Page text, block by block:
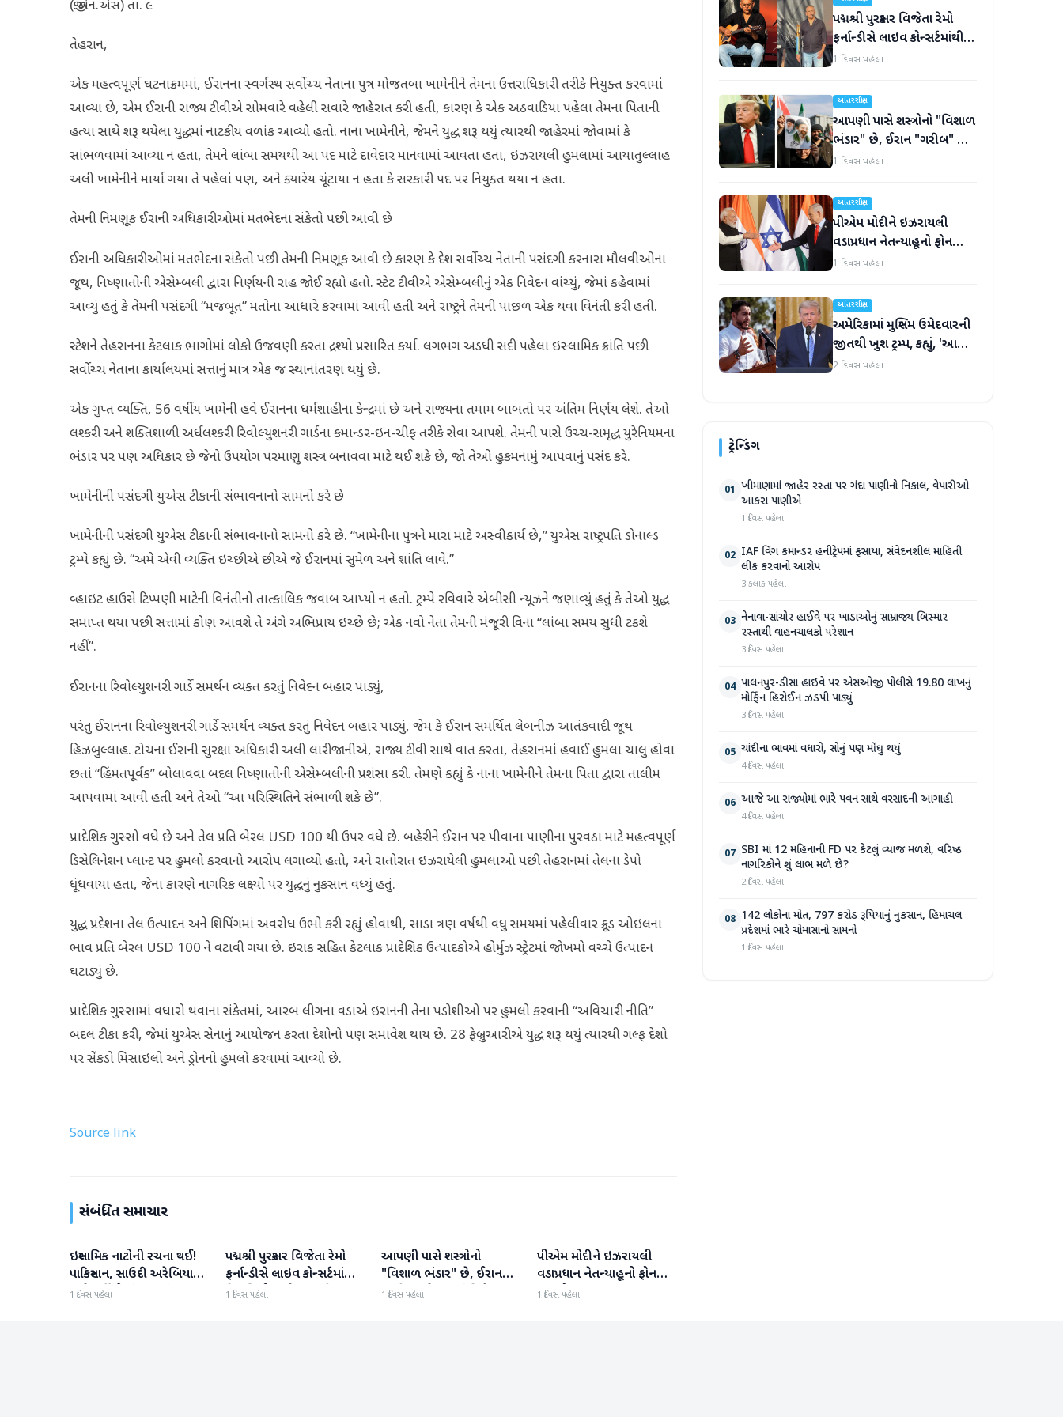
(જી.એન.એસ) તા. ૯
તેહરાન,
એક મહત્વપૂર્ણ ઘટનાક્રમમાં, ઈરાનના સ્વર્ગસ્થ સર્વોચ્ચ નેતાના પુત્ર મોજતબા ખામેનીને તેમના ઉત્તરાધિકારી તરીકે નિયુક્ત કરવામાં
આવ્યા છે, એમ ઈરાની રાજ્ય ટીવીએ સોમવારે વહેલી સવારે જાહેરાત કરી હતી, કારણ કે એક અઠવાડિયા પહેલા તેમના પિતાની
હત્યા સાથે શરૂ થયેલા યુદ્ધમાં નાટકીય વળાંક આવ્યો હતો. નાના ખામેનીને, જેમને યુદ્ધ શરૂ થયું ત્યારથી જાહેરમાં જોવામાં કે
સાંભળવામાં આવ્યા ન હતા, તેમને લાંબા સમયથી આ પદ માટે દાવેદાર માનવામાં આવતા હતા, ઇઝરાયલી હુમલામાં આયાતુલ્લાહ
અલી ખામેનીને માર્યા ગયા તે પહેલાં પણ, અને ક્યારેય ચૂંટાયા ન હતા કે સરકારી પદ પર નિયુક્ત થયા ન હતા.
તેમની નિમણૂક ઈરાની અધિકારીઓમાં મતભેદના સંકેતો પછી આવી છે
ઈરાની અધિકારીઓમાં મતભેદના સંકેતો પછી તેમની નિમણૂક આવી છે કારણ કે દેશ સર્વોચ્ચ નેતાની પસંદગી કરનારા મૌલવીઓના
જૂથ, નિષ્ણાતોની એસેમ્બલી દ્વારા નિર્ણયની રાહ જોઈ રહ્યો હતો. સ્ટેટ ટીવીએ એસેમ્બલીનું એક નિવેદન વાંચ્યું, જેમાં કહેવામાં
આવ્યું હતું કે તેમની પસંદગી “મજબૂત” મતોના આધારે કરવામાં આવી હતી અને રાષ્ટ્રને તેમની પાછળ એક થવા વિનંતી કરી હતી.
સ્ટેશને તેહરાનના કેટલાક ભાગોમાં લોકો ઉજવણી કરતા દ્રશ્યો પ્રસારિત કર્યા. લગભગ અડધી સદી પહેલા ઇસ્લામિક ક્રાંતિ પછી
સર્વોચ્ચ નેતાના કાર્યાલયમાં સત્તાનું માત્ર એક જ સ્થાનાંતરણ થયું છે.
એક ગુપ્ત વ્યક્તિ, 56 વર્ષીય ખામેની હવે ઈરાનના ધર્મશાહીના કેન્દ્રમાં છે અને રાજ્યના તમામ બાબતો પર અંતિમ નિર્ણય લેશે. તેઓ
લશ્કરી અને શક્તિશાળી અર્ધલશ્કરી રિવોલ્યુશનરી ગાર્ડના કમાન્ડર-ઇન-ચીફ તરીકે સેવા આપશે. તેમની પાસે ઉચ્ચ-સમૃદ્ધ યુરેનિયમના
ભંડાર પર પણ અધિકાર છે જેનો ઉપયોગ પરમાણુ શસ્ત્ર બનાવવા માટે થઈ શકે છે, જો તેઓ હુકમનામું આપવાનું પસંદ કરે.
ખામેનીની પસંદગી યુએસ ટીકાની સંભાવનાનો સામનો કરે છે
ખામેનીની પસંદગી યુએસ ટીકાની સંભાવનાનો સામનો કરે છે. “ખામેનીના પુત્રને મારા માટે અસ્વીકાર્ય છે,” યુએસ રાષ્ટ્રપતિ ડોનાલ્ડ
ટ્રમ્પે કહ્યું છે. “અમે એવી વ્યક્તિ ઇચ્છીએ છીએ જે ઈરાનમાં સુમેળ અને શાંતિ લાવે.”
વ્હાઇટ હાઉસે ટિપ્પણી માટેની વિનંતીનો તાત્કાલિક જવાબ આપ્યો ન હતો. ટ્રમ્પે રવિવારે એબીસી ન્યૂઝને જણાવ્યું હતું કે તેઓ યુદ્ધ
સમાપ્ત થયા પછી સત્તામાં કોણ આવશે તે અંગે અભિપ્રાય ઇચ્છે છે; એક નવો નેતા તેમની મંજૂરી વિના “લાંબા સમય સુધી ટકશે
નહીં”.
ઈરાનના રિવોલ્યુશનરી ગાર્ડે સમર્થન વ્યક્ત કરતું નિવેદન બહાર પાડ્યું,
પરંતુ ઈરાનના રિવોલ્યુશનરી ગાર્ડે સમર્થન વ્યક્ત કરતું નિવેદન બહાર પાડ્યું, જેમ કે ઈરાન સમર્થિત લેબનીઝ આતંકવાદી જૂથ
હિઝબુલ્લાહ. ટોચના ઈરાની સુરક્ષા અધિકારી અલી લારીજાનીએ, રાજ્ય ટીવી સાથે વાત કરતા, તેહરાનમાં હવાઈ હુમલા ચાલુ હોવા
છતાં “હિંમતપૂર્વક” બોલાવવા બદલ નિષ્ણાતોની એસેમ્બલીની પ્રશંસા કરી. તેમણે કહ્યું કે નાના ખામેનીને તેમના પિતા દ્વારા તાલીમ
આપવામાં આવી હતી અને તેઓ “આ પરિસ્થિતિને સંભાળી શકે છે”.
પ્રાદેશિક ગુસ્સો વધે છે અને તેલ પ્રતિ બેરલ USD 100 થી ઉપર વધે છે. બહેરીને ઈરાન પર પીવાના પાણીના પુરવઠા માટે મહત્વપૂર્ણ
ડિસેલિનેશન પ્લાન્ટ પર હુમલો કરવાનો આરોપ લગાવ્યો હતો, અને રાતોરાત ઇઝરાયેલી હુમલાઓ પછી તેહરાનમાં તેલના ડેપો
ધૂંધવાયા હતા, જેના કારણે નાગરિક લક્ષ્યો પર યુદ્ધનું નુકસાન વધ્યું હતું.
યુદ્ધ પ્રદેશના તેલ ઉત્પાદન અને શિપિંગમાં અવરોધ ઉભો કરી રહ્યું હોવાથી, સાડા ત્રણ વર્ષથી વધુ સમયમાં પહેલીવાર ક્રૂડ ઓઇલના
ભાવ પ્રતિ બેરલ USD 100 ને વટાવી ગયા છે. ઇરાક સહિત કેટલાક પ્રાદેશિક ઉત્પાદકોએ હોર્મુઝ સ્ટ્રેટમાં જોખમો વચ્ચે ઉત્પાદન
ઘટાડ્યું છે.
પ્રાદેશિક ગુસ્સામાં વધારો થવાના સંકેતમાં, આરબ લીગના વડાએ ઇરાનની તેના પડોશીઓ પર હુમલો કરવાની “અવિચારી નીતિ”
બદલ ટીકા કરી, જેમાં યુએસ સેનાનું આયોજન કરતા દેશોનો પણ સમાવેશ થાય છે. 28 ફેબ્રુઆરીએ યુદ્ધ શરૂ થયું ત્યારથી ગલ્ફ દેશો
પર સેંકડો મિસાઇલો અને ડ્રોનનો હુમલો કરવામાં આવ્યો છે.
Source link
સંબંધિત સમાચાર
આંતરરાષ્ટ્રીય
ઇસ્લામિક નાટોની રચના થઈ!
પાકિસ્તાન, સાઉદી અરેબિયા
અને તુર્કીએ સંયુક્ત સંરક્ષણ
1 દિવસ પહેલા
આંતરરાષ્ટ્રીય
પદ્મશ્રી પુરસ્કાર વિજેતા રેમો
ફર્નાન્ડીસે લાઇવ કોન્સર્ટમાંથી
નિવૃત્તિની જાહેરાત કરી
1 દિવસ પહેલા
આંતરરાષ્ટ્રીય
આપણી પાસે શસ્ત્રોનો
"વિશાળ ભંડાર" છે, ઈરાન
"ગરીબ" છે, ટ્રમ્પનું નિવેદન
1 દિવસ પહેલા
આંતરરાષ્ટ્રીય
પીએમ મોદીને ઇઝરાયલી
વડાપ્રધાન નેતન્યાહૂનો ફોન
આવ્યો
1 દિવસ પહેલા
પદ્મશ્રી પુરસ્કાર વિજેતા રેમો
ફર્નાન્ડીસે લાઇવ કોન્સર્ટમાંથી
નિવૃત્તિની જાહેરાત કરી
1 દિવસ પહેલા
આંતરરાષ્ટ્રીય
આપણી પાસે શસ્ત્રોનો "વિશાળ
ભંડાર" છે, ઈરાન "ગરીબ" છે,
ટ્રમ્પનું નિવેદન
1 દિવસ પહેલા
આંતરરાષ્ટ્રીય
પીએમ મોદીને ઇઝરાયલી
વડાપ્રધાન નેતન્યાહૂનો ફોન
આવ્યો
1 દિવસ પહેલા
આંતરરાષ્ટ્રીય
અમેરિકામાં મુસ્લિમ ઉમેદવારની
જીતથી ખુશ ટ્રમ્પ, કહ્યું, 'આ
અમારા માટે સારા સમાચાર છે'
2 દિવસ પહેલા
ટ્રેન્ડિંગ
01 ખીમાણામાં જાહેર રસ્તા પર ગંદા પાણીનો નિકાલ, વેપારીઓ
આકરા પાણીએ
1 દિવસ પહેલા
02 IAF વિંગ કમાન્ડર હનીટ્રેપમાં ફસાયા, સંવેદનશીલ માહિતી
લીક કરવાનો આરોપ
3 કલાક પહેલા
03 નેનાવા-સાંચોર હાઈવે પર ખાડાઓનું સામ્રાજ્ય બિસ્માર
રસ્તાથી વાહનચાલકો પરેશાન
3 દિવસ પહેલા
04 પાલનપુર-ડીસા હાઇવે પર એસઓજી પોલીસે 19.80 લાખનું
મોર્ફિન હિરોઈન ઝડપી પાડ્યું
3 દિવસ પહેલા
05 ચાંદીના ભાવમાં વધારો, સોનું પણ મોંઘુ થયું
4 દિવસ પહેલા
06 આજે આ રાજ્યોમાં ભારે પવન સાથે વરસાદની આગાહી
4 દિવસ પહેલા
07 SBI માં 12 મહિનાની FD પર કેટલું વ્યાજ મળશે, વરિષ્ઠ
નાગરિકોને શું લાભ મળે છે?
2 દિવસ પહેલા
08 142 લોકોના મોત, 797 કરોડ રૂપિયાનું નુકસાન, હિમાચલ
પ્રદેશમાં ભારે ચોમાસાનો સામનો
1 દિવસ પહેલા